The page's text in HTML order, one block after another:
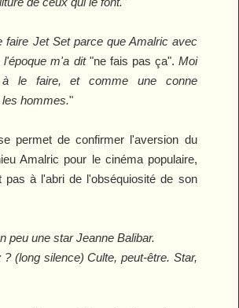
faire Jet Setparce que Amalric avec
m'a dit "ne fais pas ça". Moi
à le faire, et comme une conne
hommes."
permet de confirmer l'aversion du
Amalric pour le cinéma populaire,
pas à l'abri de l'obséquiosité de son
peu une star Jeanne Balibar.
(long silence) Culte, peut-être. Star,